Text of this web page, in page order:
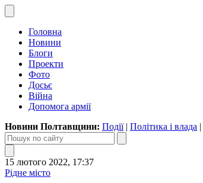
Головна
Новини
Блоги
Проекти
Фото
Досьє
Війна
Допомога армії
Новини Полтавщини: Події| Політика і влада |
15 лютого 2022, 17:37
Рідне місто